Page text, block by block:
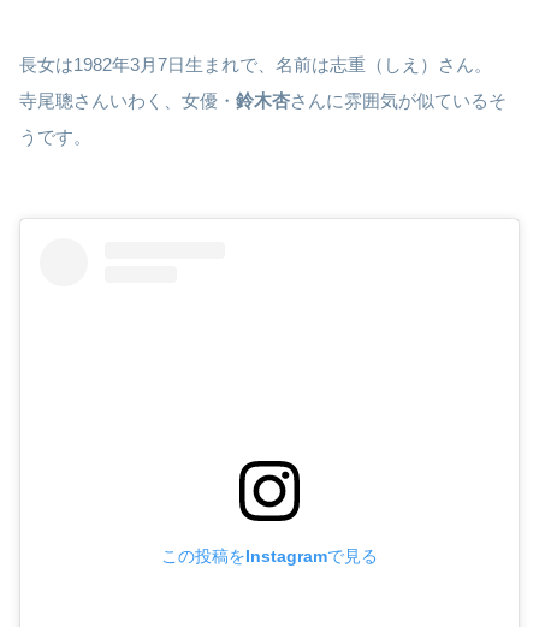
長女は1982年3月7日生まれで、名前は志重（しえ）さん。
寺尾聰さんいわく、女優・ 鈴木杏さんに雰囲気が似ているそ
うです。
この投稿をInstagramで見る